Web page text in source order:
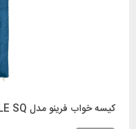
کیسه خواب فرینو مدل FERRINO LIGHTECH SHINGLE SQ